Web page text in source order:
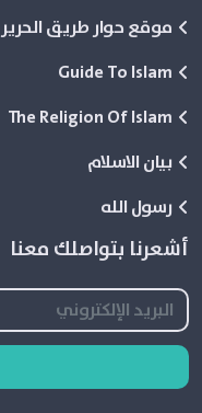
موقع حوار طريق الحرير
Guide To Islam
The Religion Of Islam
بيان الاسلام
رسول الله
أشعرنا بتواصلك معنا